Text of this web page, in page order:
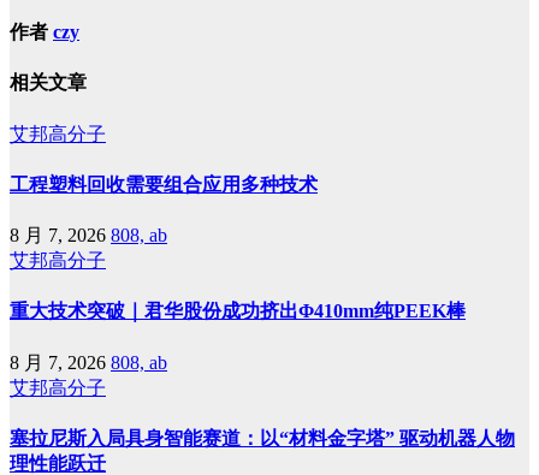
作者 czy
相关文章
艾邦高分子
工程塑料回收需要组合应用多种技术
8 月 7, 2026 808, ab
艾邦高分子
重大技术突破｜君华股份成功挤出Φ410mm纯PEEK棒
8 月 7, 2026 808, ab
艾邦高分子
塞拉尼斯入局具身智能赛道：以“材料金字塔” 驱动机器人物
理性能跃迁